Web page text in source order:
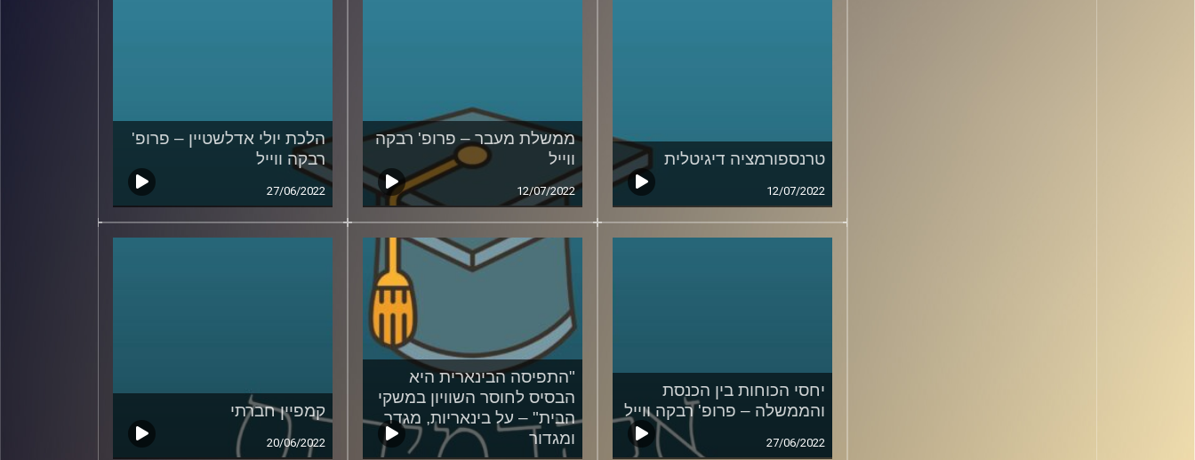
טרנספורמציה דיגיטלית
12/07/2022
ממשלת מעבר – פרופ' רבקה
ווייל
12/07/2022
הלכת יולי אדלשטיין – פרופ'
רבקה ווייל
27/06/2022
יחסי הכוחות בין הכנסת
והממשלה – פרופ' רבקה ווייל
27/06/2022
"התפיסה הבינארית היא
הבסיס לחוסר השוויון במשקי
הבית" – על בינאריות, מגדר
ומגדור
קמפיין חברתי
20/06/2022